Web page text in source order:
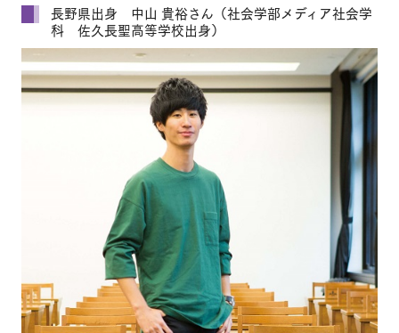
長野県出身 中山 貴裕さん（社会学部メディア社会学
科 佐久長聖高等学校出身）